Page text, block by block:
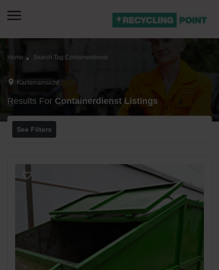
Home Search Tag Containerdienst
Kartenansicht
Results For Containerdienst Listings
See Filters